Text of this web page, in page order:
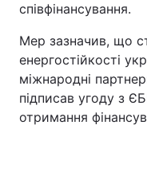
співфінансування.
Мер зазначив, що
енергостійкості
міжнародні
підписав угоду з
отримання